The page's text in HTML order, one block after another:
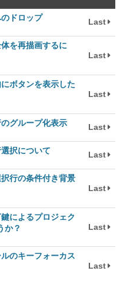
ドロップ Last
を再描画するに
Last
ボタンを表示した
Last
グループ化表示 Last
択について Last
行の条件付き背景
Last
によるプロジェク
か？
Last
のキーフォーカス
Last